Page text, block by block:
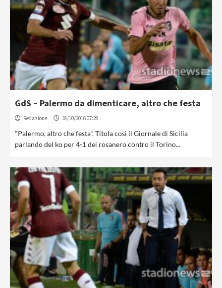
GdS – Palermo da dimenticare, altro che festa
Redazione 18/10/2016 07:28
"Palermo, altro che festa". Titola così il Giornale di Sicilia
parlando del ko per 4-1 dei rosanero contro il Torino...